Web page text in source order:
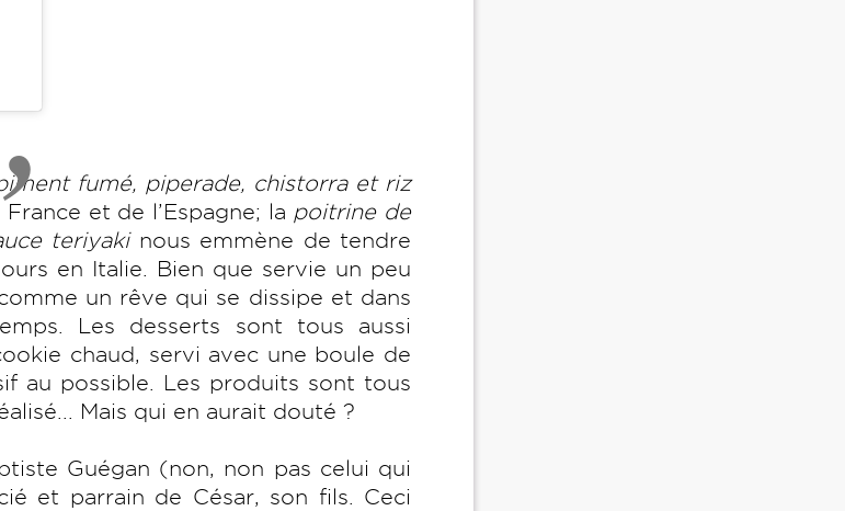
fumé, piperade, chistorra et riz
et de l’Espagne; la poitrine de
teriyaki nous emmène de tendre
en Italie. Bien que servie un peu
un rêve qui se dissipe et dans
Les desserts sont tous aussi
chaud, servi avec une boule de
au possible. Les produits sont tous
Mais qui en aurait douté ?
Guégan (non, non pas celui qui
et parrain de César, son fils. Ceci